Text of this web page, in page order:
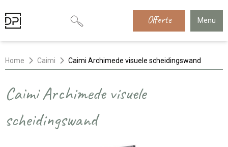
Offerte Menu
Home Caimi Caimi Archimede visuele scheidingswand
Caimi Archimede visuele
scheidingswand